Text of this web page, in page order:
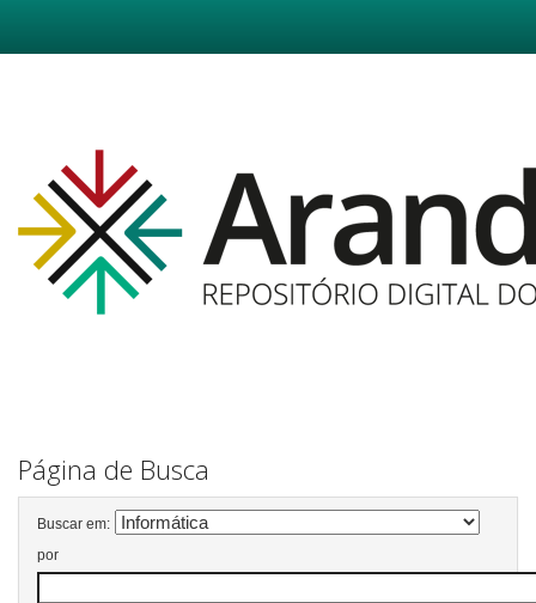
Página de Busca
Buscar em:
por